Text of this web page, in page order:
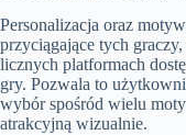
Personalizacja oraz
przyciągające tych
licznych platformach
gry. Pozwala to
wybór spośród wielu
atrakcyjną wizualnie.